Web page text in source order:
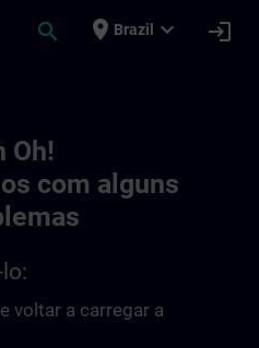
search place Brazil expand_more login
Oh!
com alguns
voltar a carregar a